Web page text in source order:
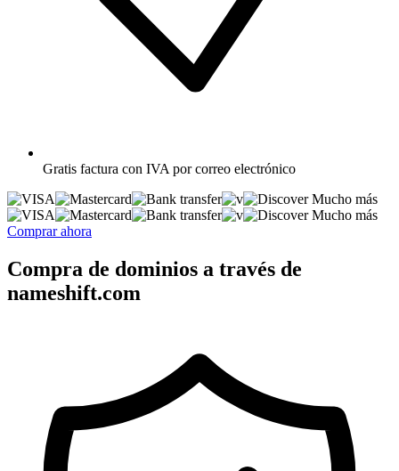
Gratis factura con IVA por correo electrónico
Mucho más
Mucho más
Comprar ahora
Compra de dominios a través de
nameshift.com